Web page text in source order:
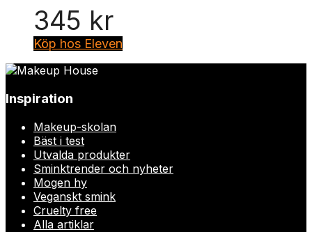
345 kr
Köp hos Eleven
Inspiration
Makeup-skolan
Bäst i test
Utvalda produkter
Sminktrender och nyheter
Mogen hy
Veganskt smink
Cruelty free
Alla artiklar